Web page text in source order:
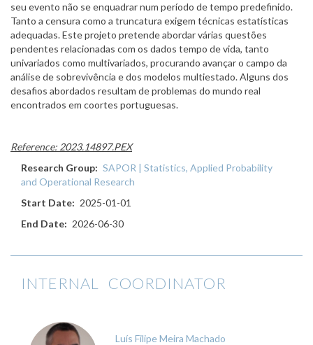
seu evento não se enquadrar num período de tempo predefinido.
Tanto a censura como a truncatura exigem técnicas estatísticas
adequadas. Este projeto pretende abordar várias questões
pendentes relacionadas com os dados tempo de vida, tanto
univariados como multivariados, procurando avançar o campo da
análise de sobrevivência e dos modelos multiestado. Alguns dos
desafios abordados resultam de problemas do mundo real
encontrados em coortes portuguesas.
Reference: 2023.14897.PEX
Research Group
SAPOR | Statistics, Applied Probability
and Operational Research
Start Date
2025-01-01
End Date
2026-06-30
INTERNAL COORDINATOR
Luís Filipe Meira Machado